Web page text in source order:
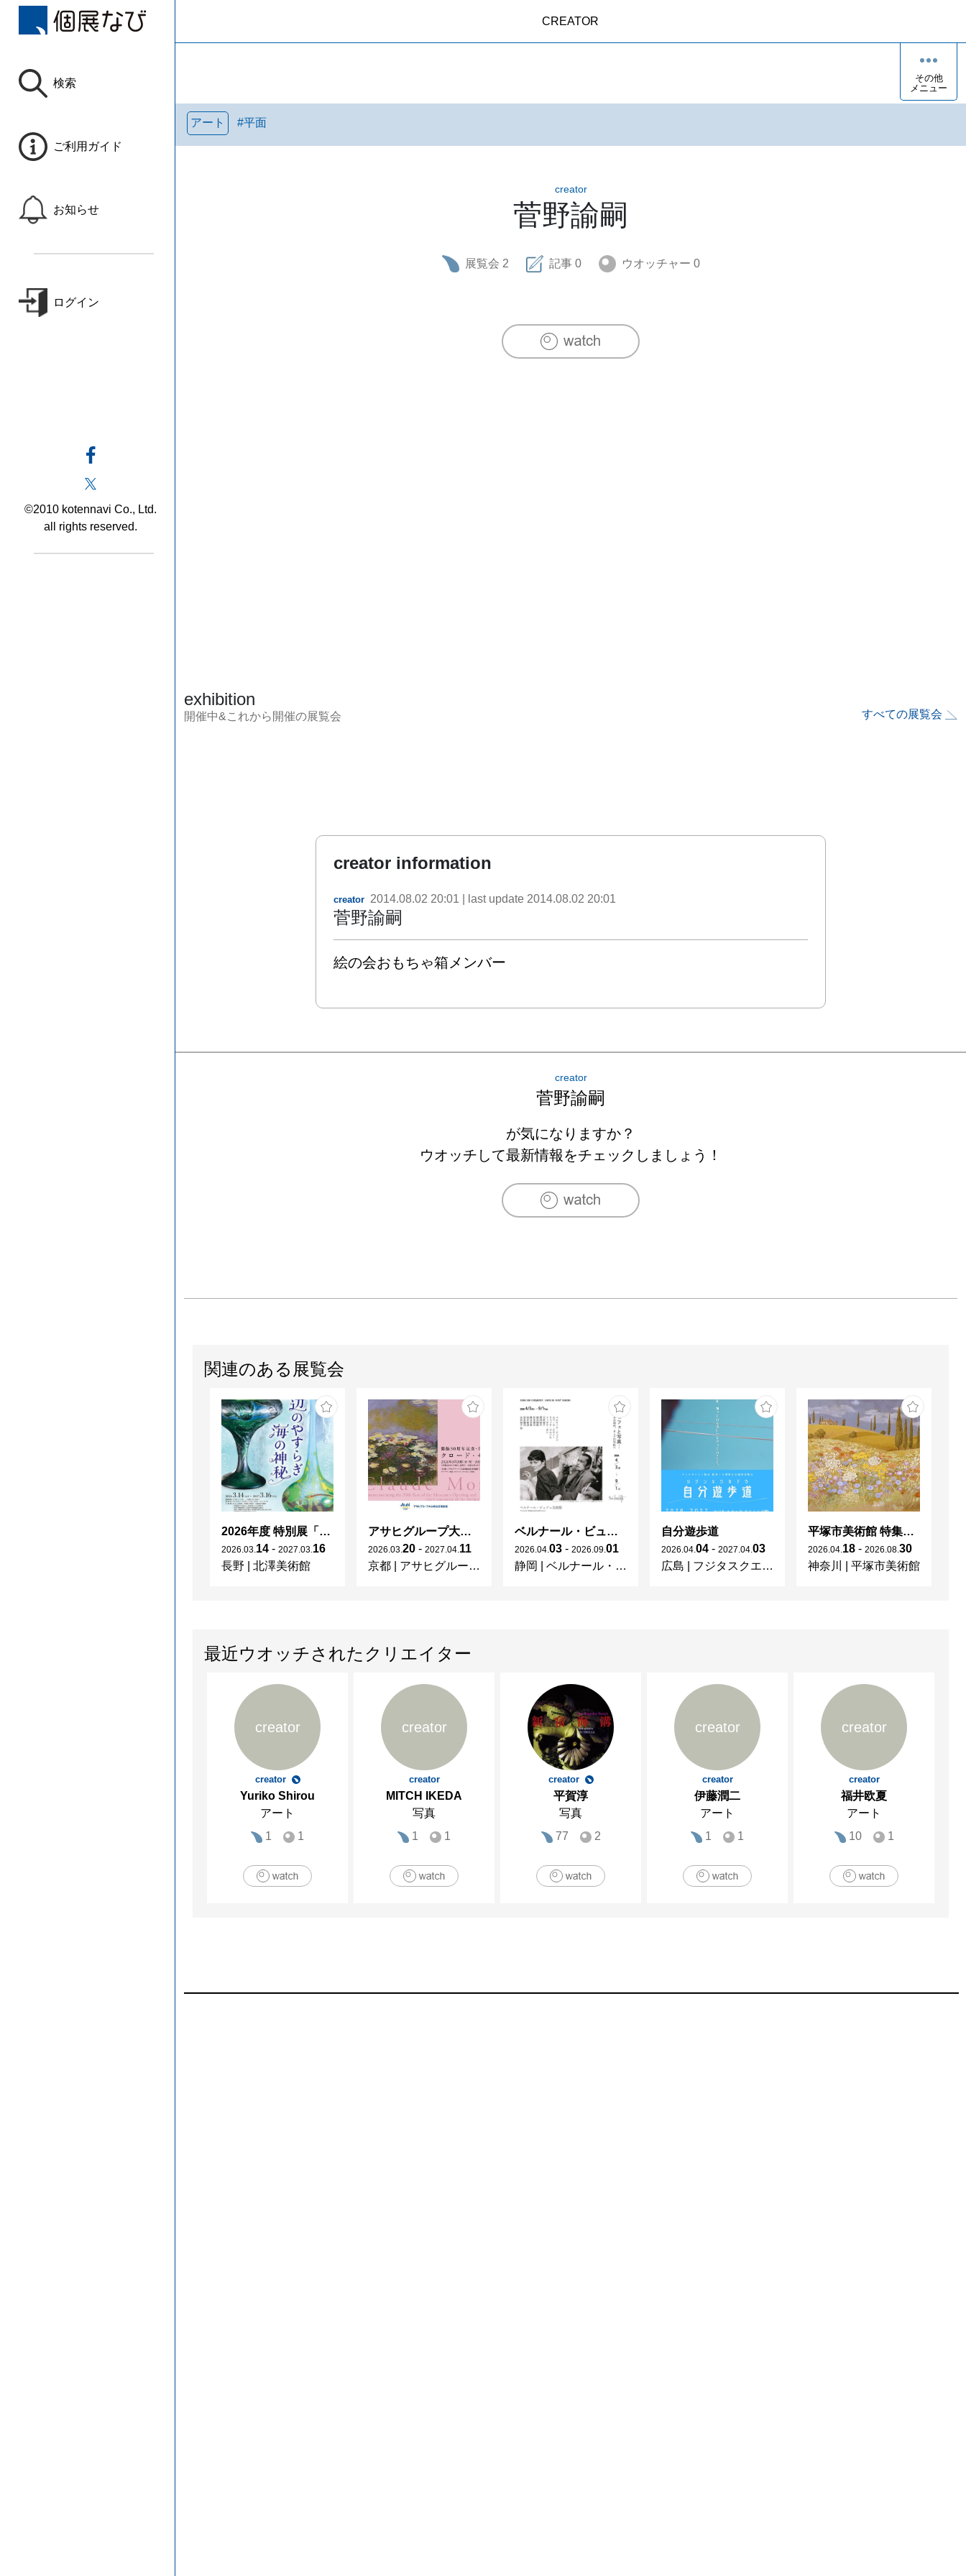
検索
ご利用ガイド
お知らせ
ログイン
©2010 kotennavi Co., Ltd.
all rights reserved.
CREATOR
その他
メニュー
アート #平面
creator
菅野諭嗣
展覧会 2 記事 0 ウオッチャー 0
exhibition
開催中&これから開催の展覧会 すべての展覧会
creator information
creator 2014.08.02 20:01 | last update 2014.08.02 20:01
菅野諭嗣
絵の会おもちゃ箱メンバー
creator
菅野諭嗣
が気になりますか？
ウオッチして最新情報をチェックしましょう！
関連のある展覧会
2026年度 特別展「ガレとドーム、アール･ヌーヴォーのガラス 水辺のやすらぎ、海の神秘」
2026 03 14 - 2027 03 16
長野
北澤美術館
アサヒグループ大山崎山荘美術館 開館30周年記念展「没後100年 クロード・モネ」
2026 03 20 - 2027 04 11
京都
アサヒグループ大山崎山荘美術館
ベルナール・ビュフェと写真 ーカメラがとらえたビュフェとその時代、そして21 世紀へ
2026 04 03 - 2026 09 01
静岡
ベルナール・ビュフェ美術館
自分遊歩道
2026 04 04 - 2027 04 03
広島
フジタスクエアまるくる大野
平塚市美術館 特集展 花の表現、その多様性／特別展示 新収蔵品展
2026 04 18 - 2026 08 30
神奈川
平塚市美術館
最近ウオッチされたクリエイター
creator
creator
Yuriko Shirou
アート
1
1
creator
creator
MITCH IKEDA
写真
1
1
creator
平賀淳
写真
77
2
creator
creator
伊藤潤二
アート
1
1
creator
creator
福井欧夏
アート
10
1